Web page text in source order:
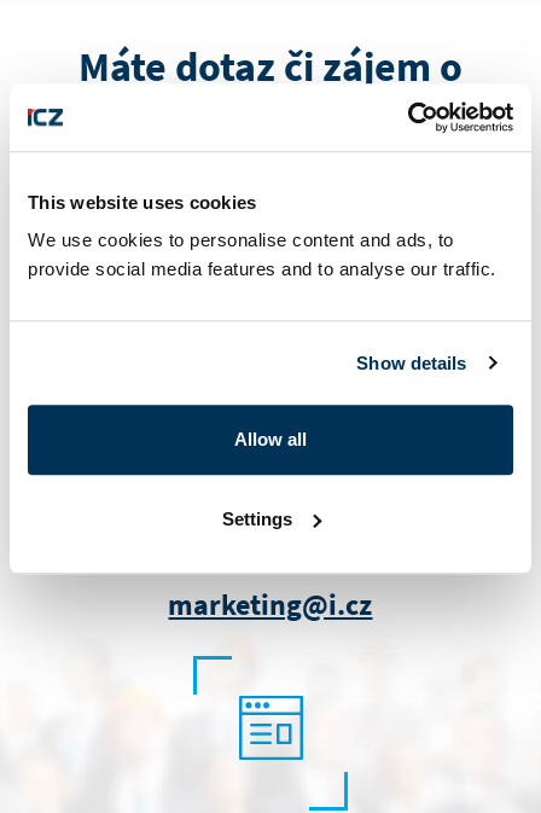
This website uses cookies
We use cookies to personalise content and ads, to
provide social media features and to analyse our traffic.
Show details
Allow all
Settings
Máte dotaz či zájem o
+420 222 271 111
marketing@i.cz